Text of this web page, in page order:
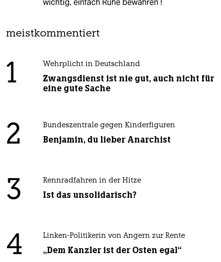
wichtig, einfach Ruhe bewahren !
meistkommentiert
1 Wehrplicht in Deutschland
Zwangsdienst ist nie gut, auch nicht für
eine gute Sache
2 Bundeszentrale gegen Kinderfiguren
Benjamin, du lieber Anarchist
3 Rennradfahren in der Hitze
Ist das unsolidarisch?
4 Linken-Politikerin von Angern zur Rente
„Dem Kanzler ist der Osten egal“